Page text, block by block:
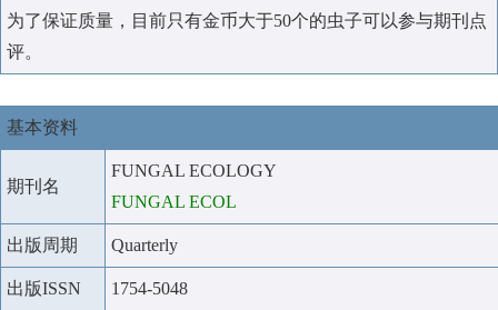
为了保证质量，目前只有金币大于50个的虫子可以参与期刊点
评。
基本资料
期刊名
FUNGAL ECOLOGY
FUNGAL ECOL
出版周期 Quarterly
出版ISSN 1754-5048